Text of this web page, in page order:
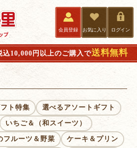
会員登録 お気に入り ログイン
込10,000円以上のご購入で送料無料
ト特集 選べるアソートギフト
いちご＆（和スイーツ）
フルーツ＆野菜 ケーキ＆プリン